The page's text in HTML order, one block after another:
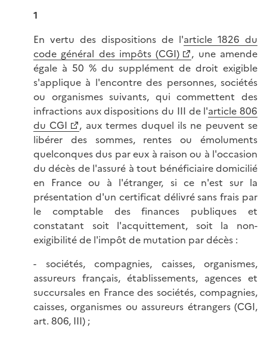
1
En vertu des dispositions de l'article 1826 du
code général des impôts (CGI)
, une amende
égale à 50 % du supplément de droit exigible
s'applique à l'encontre des personnes, sociétés
ou organismes suivants, qui commettent des
infractions aux dispositions du III de l'article 806
du CGI
, aux termes duquel ils ne peuvent se
libérer des sommes, rentes ou émoluments
quelconques dus par eux à raison ou à l'occasion
du décès de l'assuré à tout bénéficiaire domicilié
en France ou à l'étranger, si ce n'est sur la
présentation d'un certificat délivré sans frais par
le comptable des finances publiques et
constatant soit l'acquittement, soit la non-
exigibilité de l'impôt de mutation par décès :
- sociétés, compagnies, caisses, organismes,
assureurs français, établissements, agences et
succursales en France des sociétés, compagnies,
caisses, organismes ou assureurs étrangers (CGI,
art. 806, III) ;